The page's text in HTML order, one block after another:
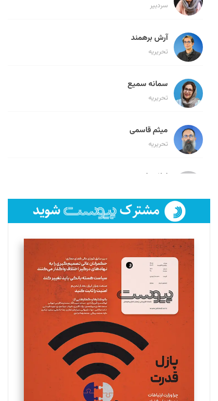
سردبیر
آرش برهمند
تحریریه
سمانه سمیع
تحریریه
میثم قاسمی
تحریریه
لیلا حنارود
فائزه فتحی رستمی
تحریریه
سروش کرمیان
تحریریه
مینا پاکدل
یسنا امان‌پور
تحریریه